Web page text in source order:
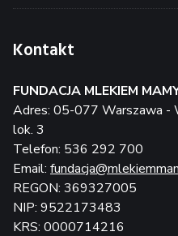
Kontakt
FUNDACJA MLEKIEM
Adres: 05-077 Warszawa -
lok. 3
Telefon: 536 292 700
Email:
REGON: 369327005
NIP: 9522173483
KRS: 0000714216